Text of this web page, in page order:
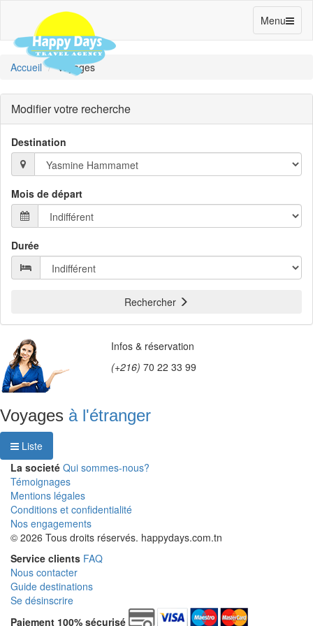
Toggle
navigation
Menu
Accueil Voyages
Modifier votre recherche
Destination
Mois de départ
Durée
Rechercher
Infos & réservation
(+216) 70 22 33 99
Voyages à l'étranger
Liste
La societé Qui sommes-nous?
Témoignages
Mentions légales
Conditions et confidentialité
Nos engagements
© 2026 Tous droits réservés. happydays.com.tn
Service clients FAQ
Nous contacter
Guide destinations
Se désinscrire
Paiement 100% sécurisé